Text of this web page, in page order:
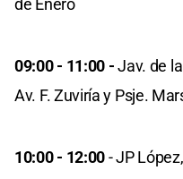
09:00 - 11:00 -Jav. de
Av. F. Zuviría y Psje.
10:00 - 12:00- JP